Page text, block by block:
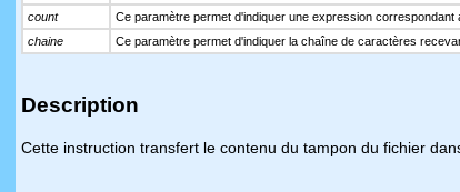
count
Ce paramètre permet d'indiquer une expression
chaine
Ce paramètre permet d'indiquer la chaîne de caractères
Description
Cette instruction transfert le contenu du tampon du fichier